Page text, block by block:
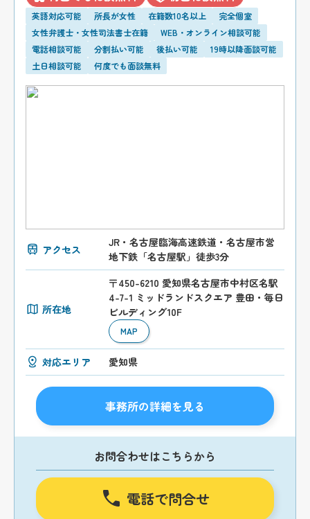
英語対応可能 所長が女性 在籍数10名以上
完全個室
女性弁護士・女性司法書士在籍
WEB・オンライン相談可能
電話相談可能
分割払い可能 後払い可能
19時以降面談可能
土日相談可能
何度でも面談無料
アクセス
JR・名古屋臨海高速鉄道・名古屋市営
地下鉄「名古屋駅」徒歩3分
所在地
〒450-6210 愛知県名古屋市中村区名駅
4-7-1 ミッドランドスクエア 豊田・毎日
ビルディング10F
MAP
対応エリア 愛知県
事務所の詳細を見る
お問合わせはこちらから
電話で問合せ